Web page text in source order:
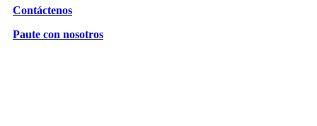
Contáctenos
Paute con nosotros